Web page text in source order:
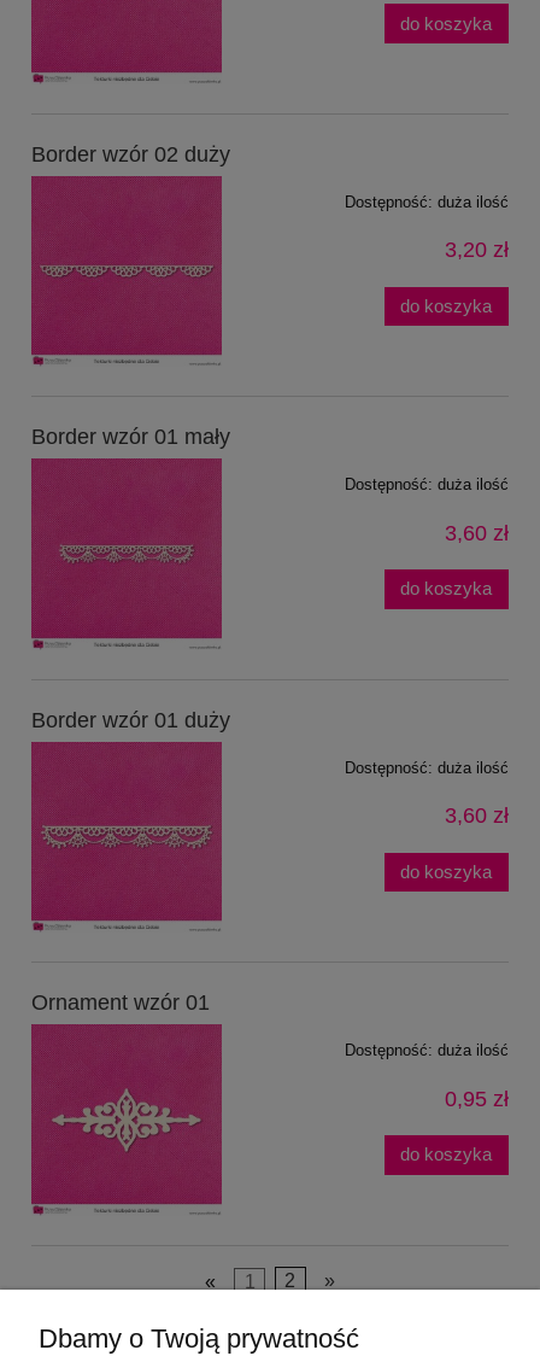
do koszyka
Border wzór 02 duży
Dostępność: duża ilość
3,20 zł
do koszyka
Border wzór 01 mały
Dostępność: duża ilość
3,60 zł
do koszyka
Border wzór 01 duży
Dostępność: duża ilość
3,60 zł
do koszyka
Ornament wzór 01
Dostępność: duża ilość
0,95 zł
do koszyka
« 1 2 »
Dbamy o Twoją prywatność